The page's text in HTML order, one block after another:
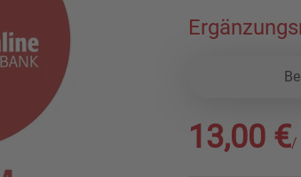
13,00 €/